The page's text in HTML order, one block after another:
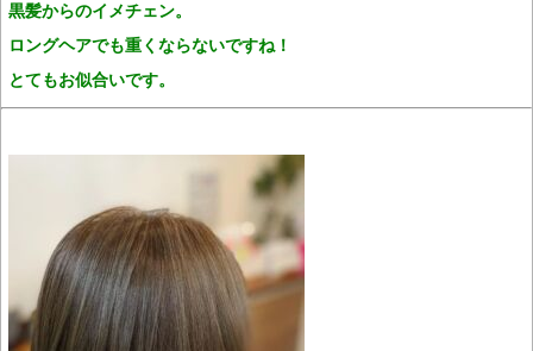
黒髪からのイメチェン。
ロングヘアでも重くならないですね！
とてもお似合いです。